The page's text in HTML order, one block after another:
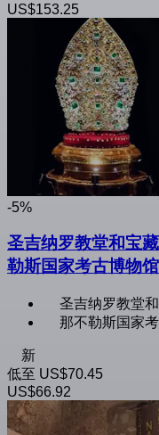
US$153.25
-5%
圣吉纳罗教堂和宝
勒斯国家考古博物
圣吉纳罗教堂
那不勒斯国家
新
低至 US$70.45
US$66.92